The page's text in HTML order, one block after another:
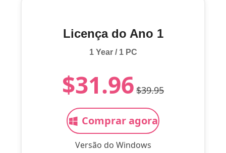
Licença do Ano 1
1 Year / 1 PC
$31.96 $39.95
Comprar agora
Versão do Windows